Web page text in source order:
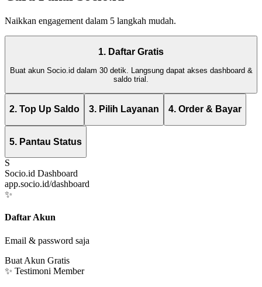
Naikkan engagement dalam 5 langkah mudah.
1. Daftar Gratis
Buat akun Socio.id dalam 30 detik. Langsung dapat akses dashboard &
saldo trial.
2. Top Up Saldo 3. Pilih Layanan 4. Order & Bayar
5. Pantau Status
S
Socio.id Dashboard
app.socio.id/dashboard
✨
Daftar Akun
Email & password saja
Buat Akun Gratis
✨ Testimoni Member